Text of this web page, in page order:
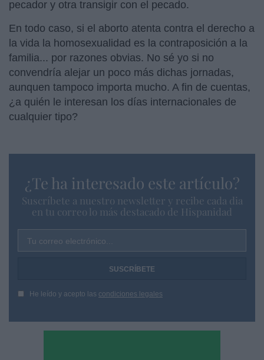
pecador y otra transigir con el pecado.
En todo caso, si el aborto atenta contra el derecho a
la vida la homosexualidad es la contraposición a la
familia... por razones obvias. No sé yo si no
convendría alejar un poco más dichas jornadas,
aunquen tampoco importa mucho. A fin de cuentas,
¿a quién le interesan los días internacionales de
cualquier tipo?
¿Te ha interesado este artículo?
Suscríbete a nuestro newsletter y recibe cada dia
en tu correo lo más destacado de Hispanidad
Tu correo electrónico...
He leído y acepto las condiciones legales